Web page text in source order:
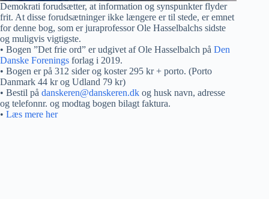
Demokrati forudsætter, at information og synspunkter flyder
frit. At disse forudsætninger ikke længere er til stede, er emnet
for denne bog, som er juraprofessor Ole Hasselbalchs sidste
og muligvis vigtigste.
• Bogen ”Det frie ord” er udgivet af Ole Hasselbalch på Den
Danske Forenings forlag i 2019.
• Bogen er på 312 sider og koster 295 kr + porto. (Porto
Danmark 44 kr og Udland 79 kr)
• Bestil på danskeren@danskeren.dk og husk navn, adresse
og telefonnr. og modtag bogen bilagt faktura.
• Læs mere her